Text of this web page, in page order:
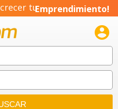
tuEmprendimiento!
